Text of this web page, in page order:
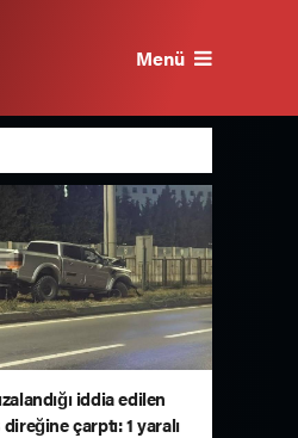
Menü
iddia edilen
çarptı: 1 yaralı